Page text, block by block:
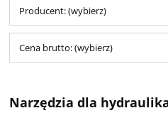
Producent: (wybierz)
Cena brutto: (wybierz)
Narzędzia dla